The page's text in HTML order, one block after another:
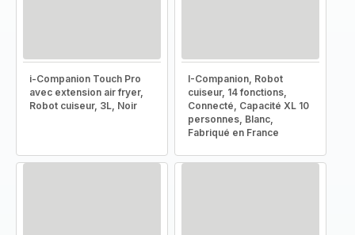
i-Companion Touch Pro
avec extension air fryer,
Robot cuiseur, 3L, Noir
I-Companion, Robot
cuiseur, 14 fonctions,
Connecté, Capacité XL 10
personnes, Blanc,
Fabriqué en France